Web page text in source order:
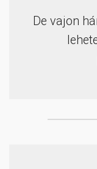
De vajon